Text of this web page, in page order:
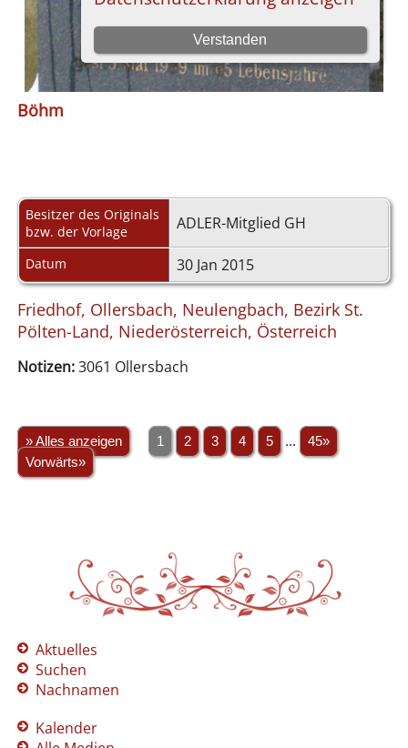
Böhm
Besitzer des Originals
bzw. der Vorlage
ADLER-Mitglied GH
Datum 30 Jan 2015
Friedhof, Ollersbach, Neulengbach, Bezirk St.
Pölten-Land, Niederösterreich, Österreich
Notizen:3061 Ollersbach
» Alles anzeigen 1 2 3 4 5 ...
45»
Vorwärts»
Aktuelles
Suchen
Nachnamen
Kalender